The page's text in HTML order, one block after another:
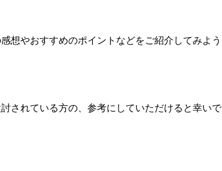
想やおすすめのポイントなどをご紹介してみよう
されている方の、参考にしていただけると幸いで